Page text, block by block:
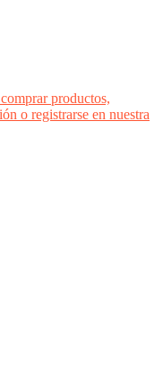
productos,
o registrarse en nuestra